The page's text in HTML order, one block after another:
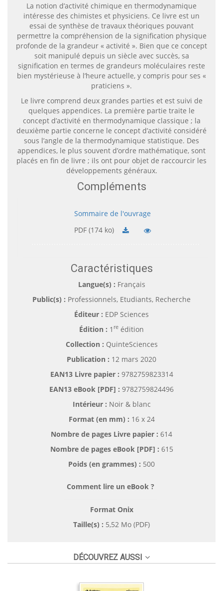
La notion d’activité chimique en thermodynamique
intéresse des chimistes et physiciens. Ce livre est un
essai de synthèse de travaux théoriques pouvant
permettre la compréhension de la signification physique
profonde de la grandeur « activité ». Bien que ce concept
soit manipulé depuis un siècle avec succès, sa
signification en termes de grandeurs moléculaires reste
bien mystérieuse à l’heure actuelle, y compris pour ses «
praticiens ».
Le livre comprend deux grandes parties et est suivi de
quelques appendices. La première partie traite le
concept d’activité en thermodynamique classique ; la
deuxième partie concerne le concept d’activité considéré
sous l’angle de la thermodynamique statistique. Des
appendices, le plus souvent d’ordre mathématique, sont
placés en fin de livre ; ils ont pour objet de raccourcir les
développements généraux.
Compléments
Sommaire de l'ouvrage
PDF (174 ko)
Caractéristiques
Langue(s) : Français
Public(s) : Professionnels, Etudiants, Recherche
Éditeur : EDP Sciences
Édition : 1 re édition
Collection : QuinteSciences
Publication : 12 mars 2020
EAN13 Livre papier : 9782759823314
EAN13 eBook [PDF] : 9782759824496
Intérieur : Noir & blanc
Format (en mm) : 16 x 24
Nombre de pages Livre papier : 614
Nombre de pages eBook [PDF] : 615
Poids (en grammes) : 500
Comment lire un eBook ?
Format Onix
Taille(s) : 5,52 Mo (PDF)
DÉCOUVREZ AUSSI